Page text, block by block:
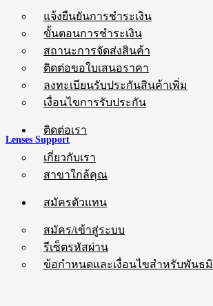
แจ้งยืนยันการชำระเงิน
ขั้นตอนการชำระเงิน
สถานะการจัดส่งสินค้า
ติดต่อขอใบเสนอราคา
ลงทะเบียนรับประกันสินค้าเพิ่ม
เงื่อนไขการรับประกัน
ติดต่อเรา
เกี่ยวกับเรา
สาขาใกล้คุณ
สมัครตัวแทน
สมัคร/เข้าสู่ระบบ
รีเซ็ตรหัสผ่าน
ข้อกำหนดและเงื่อนไขสำหรับพันธ
Lenses Support